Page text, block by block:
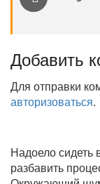
Добавить
Для отправки
авторизоваться.
Надоело сидеть
разбавить